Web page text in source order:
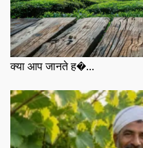
क्या आप जानते ह�...